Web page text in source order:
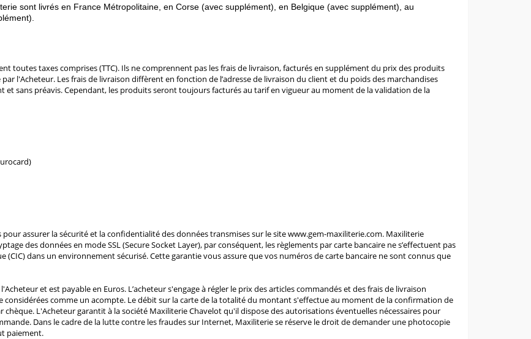
sont livrés en France Métropolitaine, en Corse (avec supplément), en Belgique (avec supplément), au
toutes taxes comprises (TTC). Ils ne comprennent pas les frais de livraison, facturés en supplément du prix des produits
l'Acheteur. Les frais de livraison diffèrent en fonction de l’adresse de livraison du client et du poids des marchandises
sans préavis. Cependant, les produits seront toujours facturés au tarif en vigueur au moment de la validation de la
assurer la sécurité et la confidentialité des données transmises sur le site www.gem-maxiliterie.com. Maxiliterie
des données en mode SSL (Secure Socket Layer), par conséquent, les règlements par carte bancaire ne s’effectuent pas
dans un environnement sécurisé. Cette garantie vous assure que vos numéros de carte bancaire ne sont connus que
et est payable en Euros. L’acheteur s'engage à régler le prix des articles commandés et des frais de livraison
considérées comme un acompte. Le débit sur la carte de la totalité du montant s'effectue au moment de la confirmation de
L'Acheteur garantit à la société Maxiliterie Chavelot qu'il dispose des autorisations éventuelles nécessaires pour
Dans le cadre de la lutte contre les fraudes sur Internet, Maxiliterie se réserve le droit de demander une photocopie
paiement.